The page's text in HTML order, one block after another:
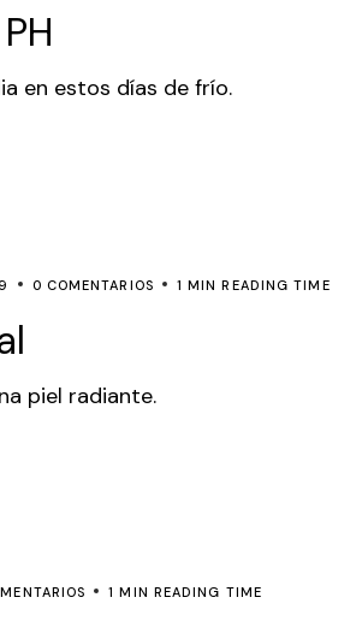
en estos días de frío.
0 COMENTARIOS 1 MIN READING TIME
piel radiante.
1 MIN READING TIME